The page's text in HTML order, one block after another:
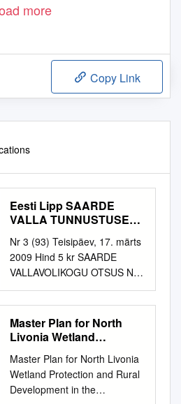
more
Copy Link
Eesti Lipp SAARDE
VALLA TUNNUSTUSE
Me Au Ja Uhkus, Võttes
Aluseks Saarde
Vallavolikogu
13.09.2006.A
Nr 3 (93) Teisipäev, 17. märts
2009 Hind 5 kr SAARDE
VALLAVOLIKOGU OTSUS NR.
4 25. 02. 2009 Eesti lipp
SAARDE VALLA
TUNNUSTUSE omistamine
Eesti lipp, me au ja uhkus,
Vallavolikogu 13.09.2006.a.
määruse nr. 28 “Saarde
vapralt välja võideldud. Valla
Master Plan for North
Livonia Wetland
Development in the
Transboundary Area of
Latvia and Estonia
Master Plan for North Livonia
Wetland Protection and Rural
Development in the